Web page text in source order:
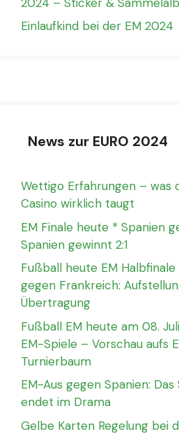
Einlaufkind bei der EM 2024
News zur EURO 2024
Wettigo Erfahrungen – was
Casino wirklich taugt
EM Finale heute * Spanien
Spanien gewinnt 2:1
Fußball heute EM
gegen Frankreich:
Übertragung
Fußball EM heute am 08.
EM-Spiele – Vorschau aufs
Turnierbaum
EM-Aus gegen Spanien:
endet im Drama
Gelbe Karten Regelung bei